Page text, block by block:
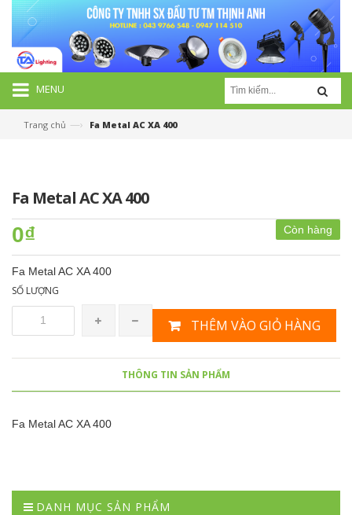
MENU
Trang chủ —› Fa Metal AC XA 400
Fa Metal AC XA 400
Còn hàng
0₫
Fa Metal AC XA 400
SỐ LƯỢNG
THÊM VÀO GIỎ HÀNG
THÔNG TIN SẢN PHẨM
Fa Metal AC XA 400
DANH MỤC SẢN PHẨM